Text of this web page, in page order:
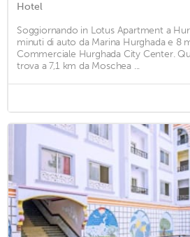
Hotel
Soggiornando in Lotus Apartment a
minuti di auto da Marina Hurghada e 8
Commerciale Hurghada City Center.
trova a 7,1 km da Moschea ...